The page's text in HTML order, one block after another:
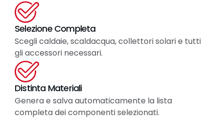
Selezione Completa
Scegli caldaie, scaldacqua, collettori solari e tutti
gli accessori necessari.
Distinta Materiali
Genera e salva automaticamente la lista
completa dei componenti selezionati.